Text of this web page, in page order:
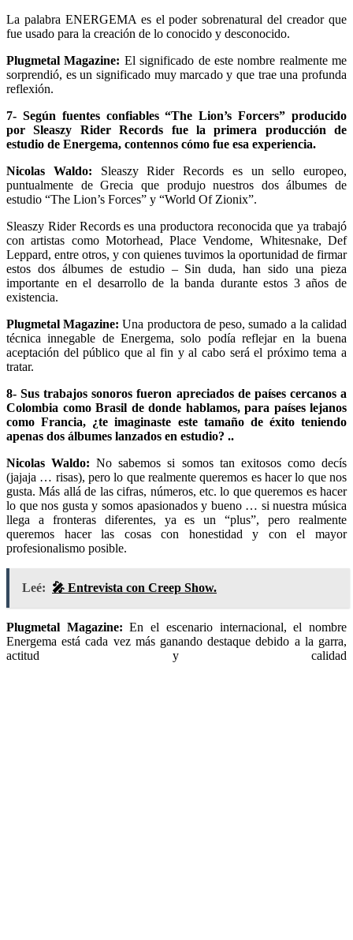
La palabra ENERGEMA es el poder sobrenatural del creador que
fue usado para la creación de lo conocido y desconocido.
Plugmetal Magazine: El significado de este nombre realmente me
sorprendió, es un significado muy marcado y que trae una profunda
reflexión.
7- Según fuentes confiables “The Lion’s Forcers” producido
por Sleaszy Rider Records fue la primera producción de
estudio de Energema, contennos cómo fue esa experiencia.
Nicolas Waldo: Sleaszy Rider Records es un sello europeo,
puntualmente de Grecia que produjo nuestros dos álbumes de
estudio “The Lion’s Forces” y “World Of Zionix”.
Sleaszy Rider Records es una productora reconocida que ya trabajó
con artistas como Motorhead, Place Vendome, Whitesnake, Def
Leppard, entre otros, y con quienes tuvimos la oportunidad de firmar
estos dos álbumes de estudio – Sin duda, han sido una pieza
importante en el desarrollo de la banda durante estos 3 años de
existencia.
Plugmetal Magazine: Una productora de peso, sumado a la calidad
técnica innegable de Energema, solo podía reflejar en la buena
aceptación del público que al fin y al cabo será el próximo tema a
tratar.
8- Sus trabajos sonoros fueron apreciados de países cercanos a
Colombia como Brasil de donde hablamos, para países lejanos
como Francia, ¿te imaginaste este tamaño de éxito teniendo
apenas dos álbumes lanzados en estudio? ..
Nicolas Waldo: No sabemos si somos tan exitosos como decís
(jajaja … risas), pero lo que realmente queremos es hacer lo que nos
gusta. Más allá de las cifras, números, etc. lo que queremos es hacer
lo que nos gusta y somos apasionados y bueno … si nuestra música
llega a fronteras diferentes, ya es un “plus”, pero realmente
queremos hacer las cosas con honestidad y con el mayor
profesionalismo posible.
Leé: 🎤 Entrevista con Creep Show.
Plugmetal Magazine: En el escenario internacional, el nombre
Energema está cada vez más ganando destaque debido a la garra,
actitud y calidad